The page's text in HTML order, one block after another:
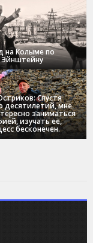
на Колыме по
Эйнштейну
Спустя
десятилетий, мне
заниматься
изучать ее,
бесконечен.